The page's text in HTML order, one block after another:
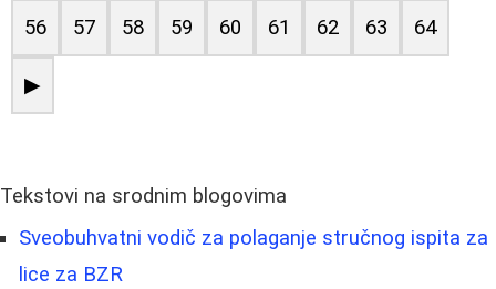
56 57 58 59 60 61 62 63 64
▶
Tekstovi na srodnim blogovima
Sveobuhvatni vodič za polaganje stručnog ispita za
lice za BZR